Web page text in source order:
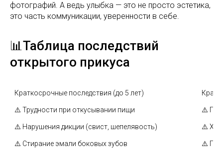
фотографий. А ведь улыбка — это не просто эстетика,
это часть коммуникации, уверенности в себе.
📊Таблица последствий
открытого прикуса
Краткосрочные последствия (до 5 лет)
⚠️ Трудности при откусывании пищи ⚠️
⚠️ Нарушения дикции (свист, шепелявость) ⚠️
⚠️ Стирание эмали боковых зубов ⚠️